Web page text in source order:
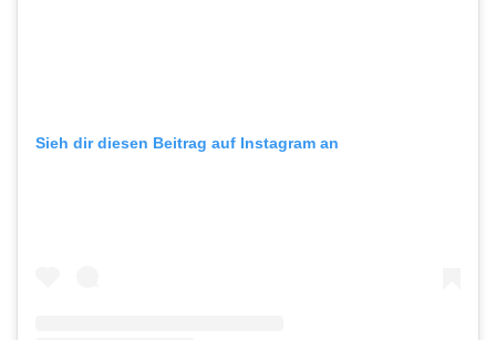
Sieh dir diesen Beitrag auf Instagram an